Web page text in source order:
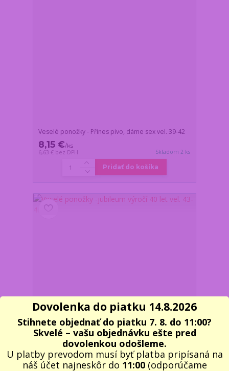
Veselé ponožky - Přines pivo, dáme sex vel. 39-42
8,15 €/ks
6,63 € bez DPH Skladom 2 ks
Pridať do košíka
Veselé ponožky -jubileum výročí 40 let vel. 43-46
Dovolenka do piatku 14.8.2026
Stihnete objednať do piatku 7. 8. do 11:00?
Skvelé – vašu objednávku ešte pred
dovolenkou odošleme.
U platby prevodom musí byť platba pripísaná na
náš účet najneskôr do 11:00(odporúčame